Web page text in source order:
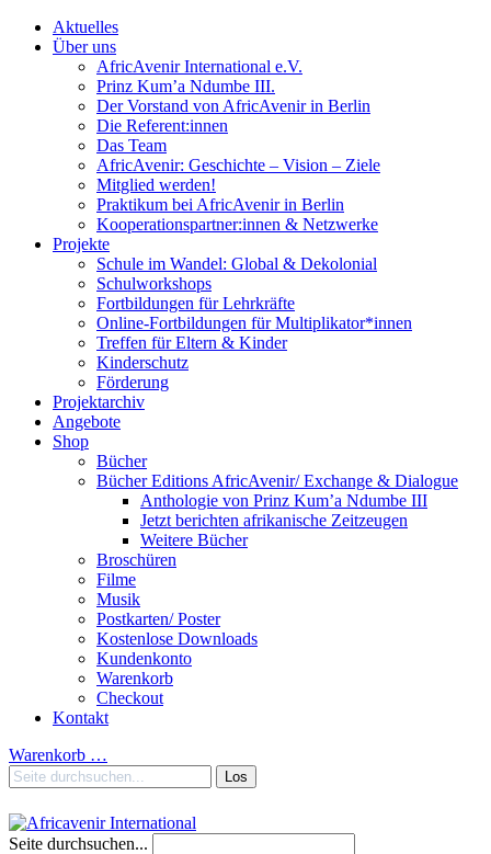
Aktuelles
Über uns
AfricAvenir International e.V.
Prinz Kum’a Ndumbe III.
Der Vorstand von AfricAvenir in Berlin
Die Referent:innen
Das Team
AfricAvenir: Geschichte – Vision – Ziele
Mitglied werden!
Praktikum bei AfricAvenir in Berlin
Kooperationspartner:innen & Netzwerke
Projekte
Schule im Wandel: Global & Dekolonial
Schulworkshops
Fortbildungen für Lehrkräfte
Online-Fortbildungen für Multiplikator*innen
Treffen für Eltern & Kinder
Kinderschutz
Förderung
Projektarchiv
Angebote
Shop
Bücher
Bücher Editions AfricAvenir/ Exchange & Dialogue
Anthologie von Prinz Kum’a Ndumbe III
Jetzt berichten afrikanische Zeitzeugen
Weitere Bücher
Broschüren
Filme
Musik
Postkarten/ Poster
Kostenlose Downloads
Kundenkonto
Warenkorb
Checkout
Kontakt
Warenkorb …
Seite durchsuchen...